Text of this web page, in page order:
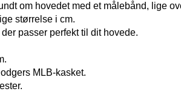
om hovedet med et målebånd, lige
størrelse i cm.
passer perfekt til dit hovede.
MLB-kasket.